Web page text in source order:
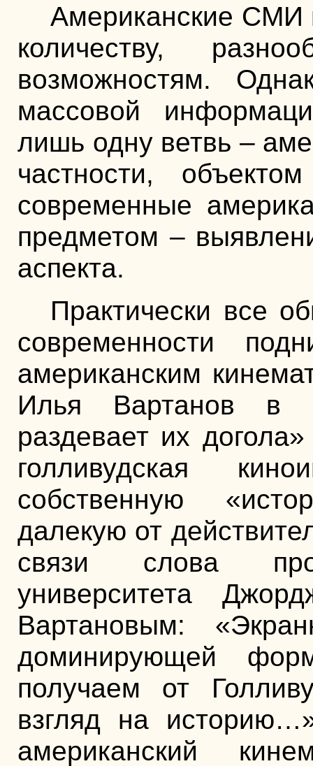
Американские СМИ
количеству,
возможностям.
массовой
лишь одну ветвь –
частности,
современные
предметом –
аспекта.
Практически все
современности
американским
Илья Вартанов в
раздевает их
голливудская
собственную
далекую от
связи слова
университета
Вартановым:
доминирующей
получаем от
взгляд на
американский